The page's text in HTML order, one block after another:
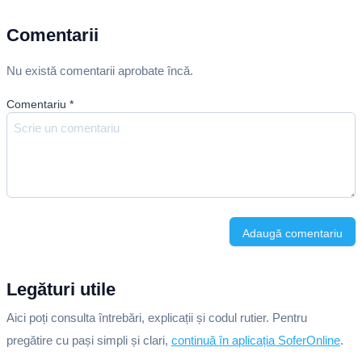
Comentarii
Nu există comentarii aprobate încă.
Comentariu *
Adaugă comentariu
Legături utile
Aici poți consulta întrebări, explicații și codul rutier. Pentru
pregătire cu pași simpli și clari, continuă în aplicația SoferOnline.